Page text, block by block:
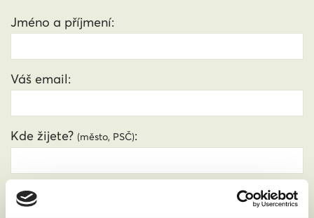
Jméno a příjmení:
Váš email:
Kde žijete? (město, PSČ):
Přijdu s doprovodem.